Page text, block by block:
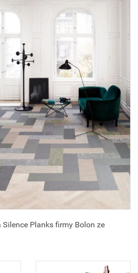
Silence Planks firmy Bolon ze